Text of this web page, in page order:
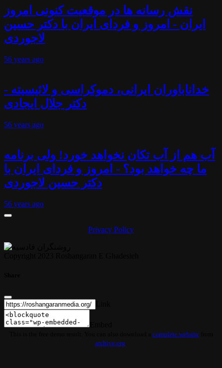
نقش رسانه ها در موقعیت کنونی امروز
ایران - امروز و فردای ایران با دکتر حسین
لاجوردی
56 years ago
خداناباوران ایرانی، دموکراسی و لائیسیته -
دکتر جلال ایجادی
56 years ago
آب هم از آب تکان نخواهد خورد! ولی برنامه
ما چه خواهد بود؟ - امروز و فردای ایران با
دکتر حسین لاجوردی
56 years ago
Privacy Policy
complete websitefrom
archive.org